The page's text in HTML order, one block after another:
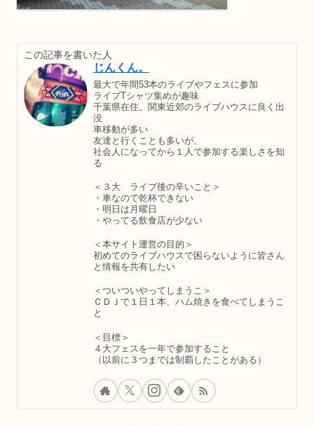
この記事を書いた人
じんくん。
最大で年間53本のライブやフェスに参加
ライブTシャツ集めが趣味
千葉県在住。関東近郊のライブハウスに良く出
没
車移動が多い
友達と行くことも多いが、
社会人になってから１人で参加する楽しさを知
る
＜３大 ライブ後の辛いこと＞
・車なので乾杯できない
・明日は月曜日
・やってる飲食店が少ない
＜本サイト運営の目的＞
初めてのライブハウスで困らないように皆さん
と情報を共有したい
＜ついついやってしまうこ＞
ＣＤＪで１日１本、ハム焼きを食べてしまうこ
と
＜目標＞
４大フェスを一年で参加すること
（以前に３つまでは制覇したことがある）